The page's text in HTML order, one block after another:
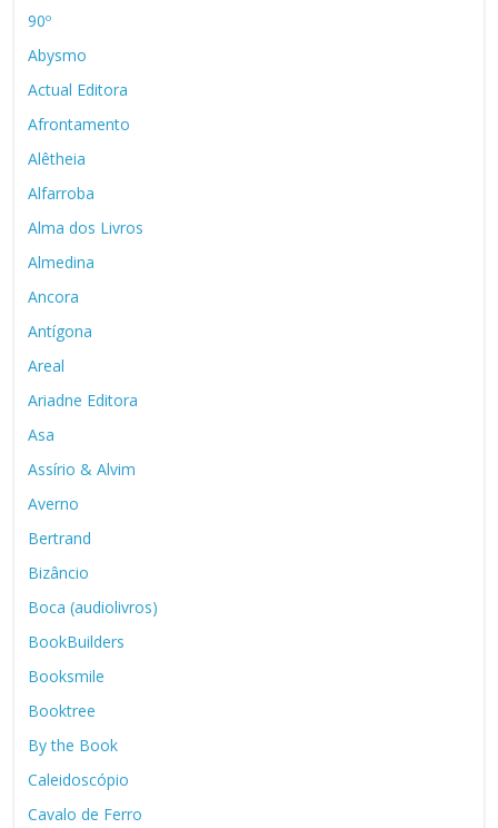
90º
Abysmo
Actual Editora
Afrontamento
Alêtheia
Alfarroba
Alma dos Livros
Almedina
Ancora
Antígona
Areal
Ariadne Editora
Asa
Assírio & Alvim
Averno
Bertrand
Bizâncio
Boca (audiolivros)
BookBuilders
Booksmile
Booktree
By the Book
Caleidoscópio
Cavalo de Ferro